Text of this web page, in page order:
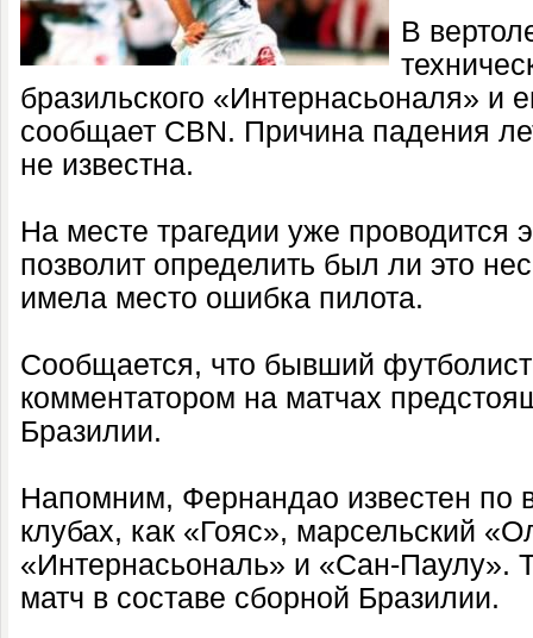
В
бразильского «Интернасьоналя» и
сообщает CBN. Причина падения
не известна.
На месте трагедии уже проводится
позволит определить был ли это
имела место ошибка пилота.
Сообщается, что бывший
комментатором на матчах
Бразилии.
Напомним, Фернандао известен по
клубах, как «Гояс», марсельский
«Интернасьональ» и «Сан-Паулу».
матч в составе сборной Бразилии.